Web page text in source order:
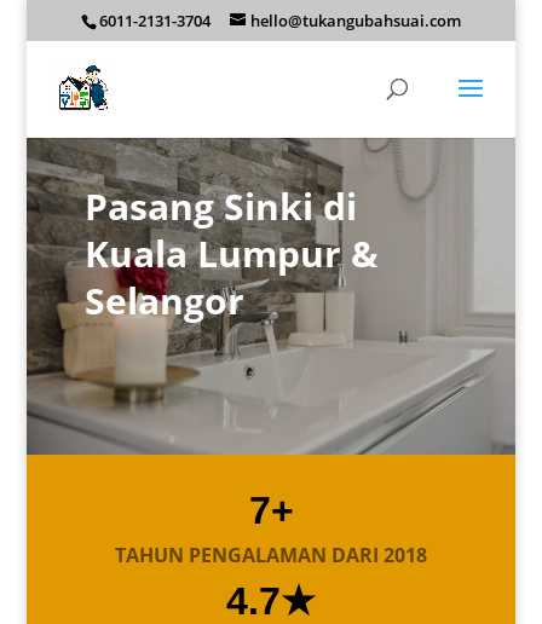
6011-2131-3704 hello@tukangubahsuai.com
Pasang Sinki di
Kuala Lumpur &
Selangor
7+
TAHUN PENGALAMAN DARI 2018
4.7★